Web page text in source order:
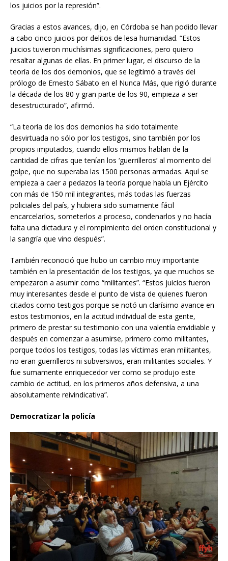
los juicios por la represión”.
Gracias a estos avances, dijo, en Córdoba se han podido llevar
a cabo cinco juicios por delitos de lesa humanidad. “Estos
juicios tuvieron muchísimas significaciones, pero quiero
resaltar algunas de ellas. En primer lugar, el discurso de la
teoría de los dos demonios, que se legitimó a través del
prólogo de Ernesto Sábato en el Nunca Más, que rigió durante
la década de los 80 y gran parte de los 90, empieza a ser
desestructurado”, afirmó.
“La teoría de los dos demonios ha sido totalmente
desvirtuada no sólo por los testigos, sino también por los
propios imputados, cuando ellos mismos hablan de la
cantidad de cifras que tenían los ‘guerrilleros’ al momento del
golpe, que no superaba las 1500 personas armadas. Aquí se
empieza a caer a pedazos la teoría porque había un Ejército
con más de 150 mil integrantes, más todas las fuerzas
policiales del país, y hubiera sido sumamente fácil
encarcelarlos, someterlos a proceso, condenarlos y no hacía
falta una dictadura y el rompimiento del orden constitucional y
la sangría que vino después”.
También reconoció que hubo un cambio muy importante
también en la presentación de los testigos, ya que muchos se
empezaron a asumir como “militantes”. “Estos juicios fueron
muy interesantes desde el punto de vista de quienes fueron
citados como testigos porque se notó un clarísimo avance en
estos testimonios, en la actitud individual de esta gente,
primero de prestar su testimonio con una valentía envidiable y
después en comenzar a asumirse, primero como militantes,
porque todos los testigos, todas las víctimas eran militantes,
no eran guerrilleros ni subversivos, eran militantes sociales. Y
fue sumamente enriquecedor ver como se produjo este
cambio de actitud, en los primeros años defensiva, a una
absolutamente reivindicativa”.
Democratizar la policía